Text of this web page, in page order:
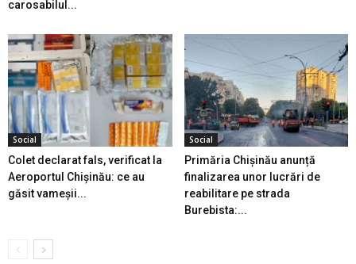
carosabilul...
Social
Colet declarat fals, verificat la
Aeroportul Chișinău: ce au
găsit vameșii...
Social
Primăria Chișinău anunță
finalizarea unor lucrări de
reabilitare pe strada
Burebista:...